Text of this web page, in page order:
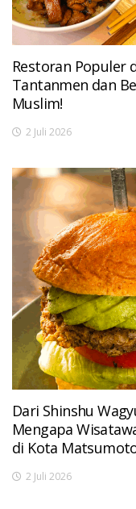
Restoran Populer
Tantanmen dan
Muslim!
2 Juli 2026
Dari Shinshu
Mengapa
di Kota
2 Juli 2026